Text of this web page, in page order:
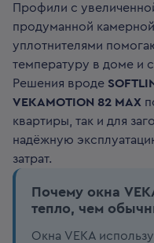
Профили с
продуманной
уплотнителями
температуру в доме и
Решения вроде
VEKAMOTION 82 MAX
квартиры, так и для
надёжную
затрат.
Почему окна
тепло, чем
Окна VEKA